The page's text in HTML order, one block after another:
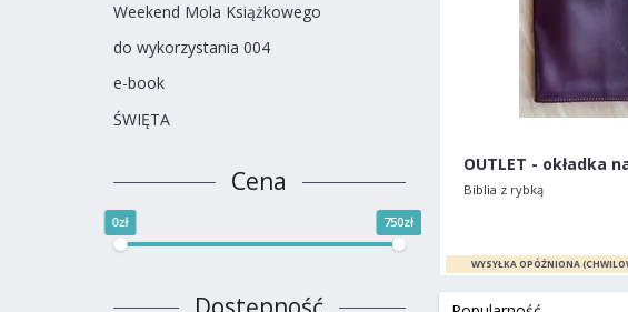
Weekend Mola Książkowego
do wykorzystania 004
e-book
ŚWIĘTA
Cena
0zł 750zł
Biblia z rybką